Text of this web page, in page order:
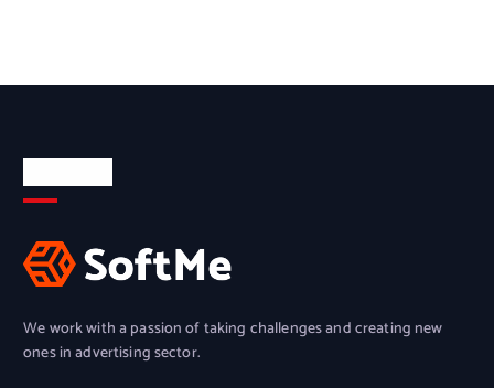
We work with a passion of taking challenges and creating new
ones in advertising sector.